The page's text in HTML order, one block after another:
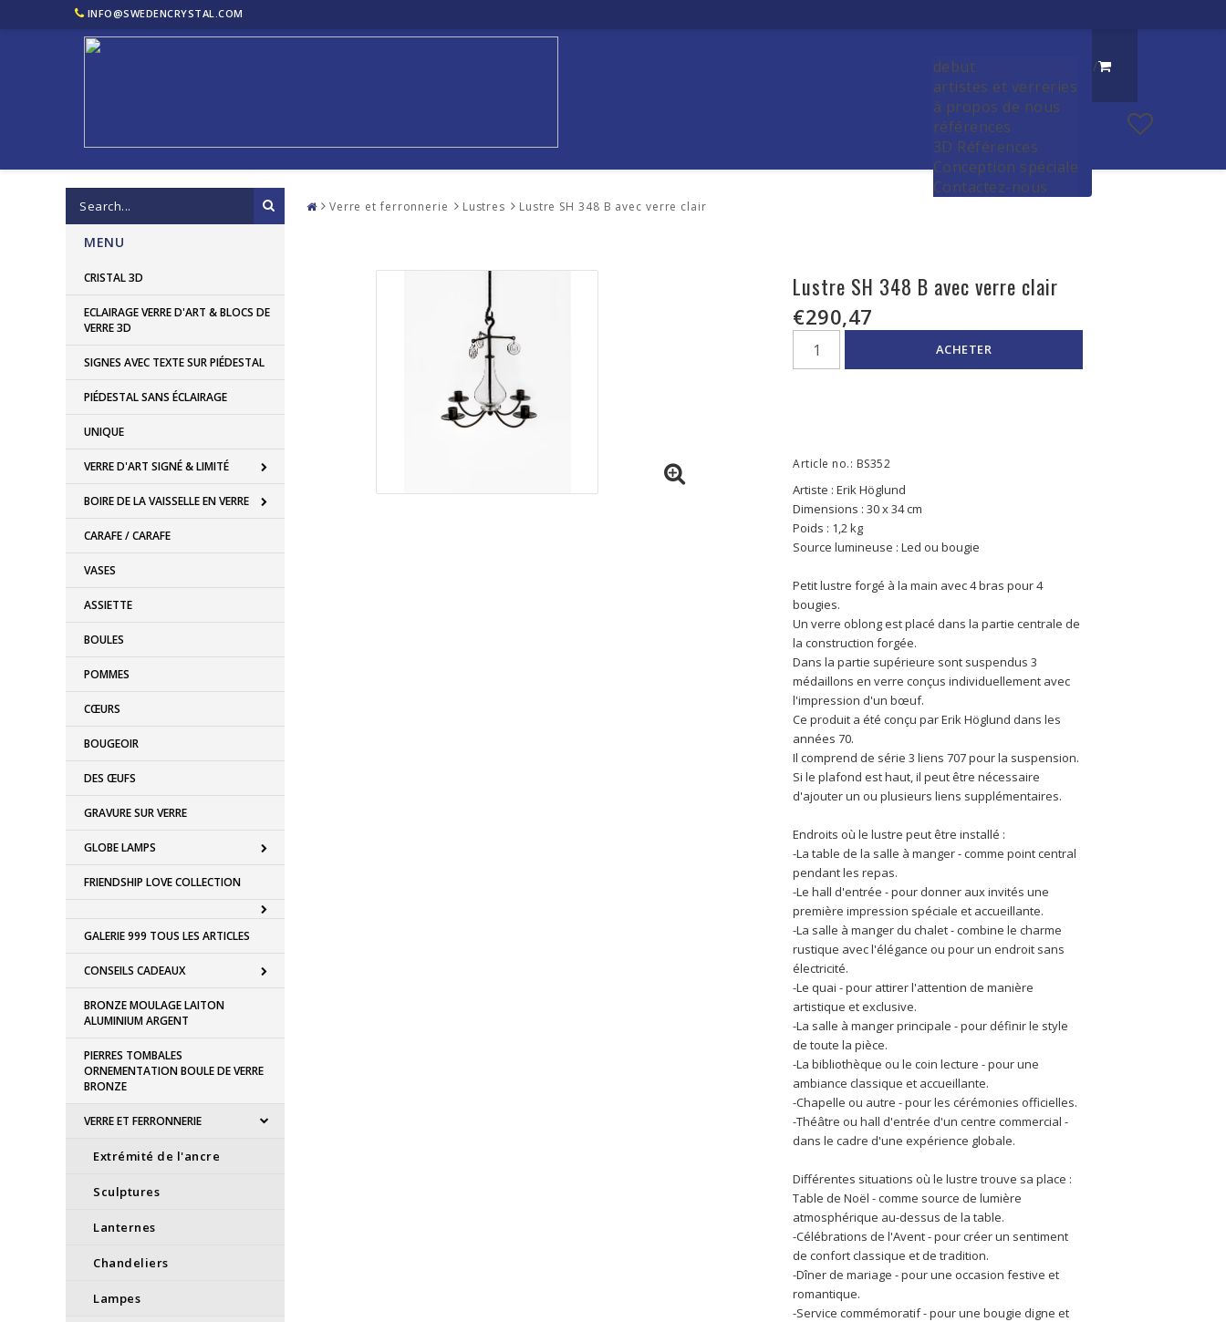
INFO@SWEDENCRYSTAL.COM
/
debut
artistes et verreries
à propos de nous
références
3D Références
Conception spéciale
Contactez-nous
MENU
CRISTAL 3D
ECLAIRAGE VERRE D'ART & BLOCS DE
VERRE 3D
SIGNES AVEC TEXTE SUR PIÉDESTAL
PIÉDESTAL SANS ÉCLAIRAGE
UNIQUE
VERRE D'ART SIGNÉ & LIMITÉ
BOIRE DE LA VAISSELLE EN VERRE
CARAFE / CARAFE
VASES
ASSIETTE
BOULES
POMMES
CŒURS
BOUGEOIR
DES ŒUFS
GRAVURE SUR VERRE
GLOBE LAMPS
FRIENDSHIP LOVE COLLECTION
GALERIE 999 TOUS LES ARTICLES
CONSEILS CADEAUX
BRONZE MOULAGE LAITON
ALUMINIUM ARGENT
PIERRES TOMBALES
ORNEMENTATION BOULE DE VERRE
BRONZE
VERRE ET FERRONNERIE
Extrémité de l'ancre
Sculptures
Lanternes
Chandeliers
Lampes
Verre et ferronnerie Lustres Lustre SH 348 B avec verre clair
Lustre SH 348 B avec verre clair
€290,47
ACHETER
Article no.: BS352
Artiste : Erik Höglund
Dimensions : 30 x 34 cm
Poids : 1,2 kg
Source lumineuse : Led ou bougie
Petit lustre forgé à la main avec 4 bras pour 4
bougies.
Un verre oblong est placé dans la partie centrale de
la construction forgée.
Dans la partie supérieure sont suspendus 3
médaillons en verre conçus individuellement avec
l'impression d'un bœuf.
Ce produit a été conçu par Erik Höglund dans les
années 70.
Il comprend de série 3 liens 707 pour la suspension.
Si le plafond est haut, il peut être nécessaire
d'ajouter un ou plusieurs liens supplémentaires.
Endroits où le lustre peut être installé :
-La table de la salle à manger - comme point central
pendant les repas.
-Le hall d'entrée - pour donner aux invités une
première impression spéciale et accueillante.
-La salle à manger du chalet - combine le charme
rustique avec l'élégance ou pour un endroit sans
électricité.
-Le quai - pour attirer l'attention de manière
artistique et exclusive.
-La salle à manger principale - pour définir le style
de toute la pièce.
-La bibliothèque ou le coin lecture - pour une
ambiance classique et accueillante.
-Chapelle ou autre - pour les cérémonies officielles.
-Théâtre ou hall d'entrée d'un centre commercial -
dans le cadre d'une expérience globale.
Différentes situations où le lustre trouve sa place :
Table de Noël - comme source de lumière
atmosphérique au-dessus de la table.
-Célébrations de l'Avent - pour créer un sentiment
de confort classique et de tradition.
-Dîner de mariage - pour une occasion festive et
romantique.
-Service commémoratif - pour une bougie digne et